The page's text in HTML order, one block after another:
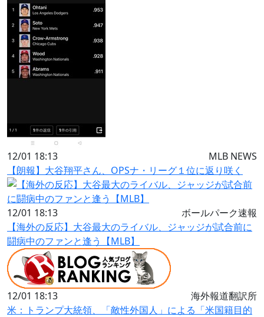
12/01 18:13
MLB NEWS
【朗報】大谷翔平さん、OPSナ・リーグ１位に返り咲く
12/01 18:13
ボールパーク速報
【海外の反応】大谷最大のライバル、ジャッジが試合前に
闘病中のファンと逢う【MLB】
12/01 18:13
海外報道翻訳所
米：トランプ大統領、「敵性外国人」による「米国籍目的